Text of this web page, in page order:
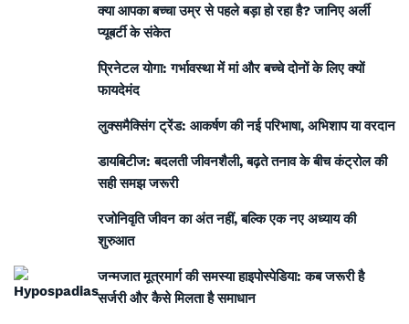
क्या आपका बच्चा उम्र से पहले बड़ा हो रहा है? जानिए अर्ली
प्यूबर्टी के संकेत
प्रिनेटल योगा: गर्भावस्था में मां और बच्चे दोनों के लिए क्यों
फायदेमंद
लुक्समैक्सिंग ट्रेंड: आकर्षण की नई परिभाषा, अभिशाप या वरदान
डायबिटीज: बदलती जीवनशैली, बढ़ते तनाव के बीच कंट्रोल की
सही समझ जरूरी
रजोनिवृति जीवन का अंत नहीं, बल्कि एक नए अध्याय की
शुरुआत
जन्मजात मूत्रमार्ग की समस्या हाइपोस्पेडिया: कब जरूरी है
सर्जरी और कैसे मिलता है समाधान